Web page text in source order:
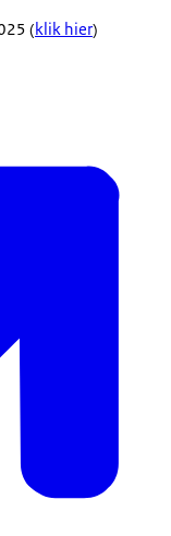
(klik hier)